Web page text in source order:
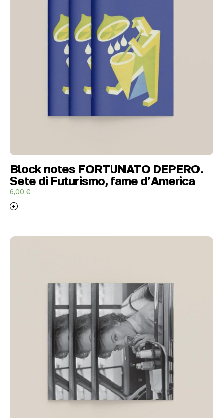
Block notes FORTUNATO DEPERO.
Sete di Futurismo, fame d’America
6,00 €